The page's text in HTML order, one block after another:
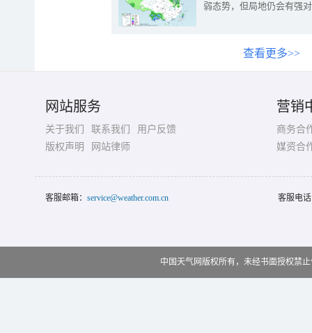
弱态势，但局地仍会有强
查看更多>>
网站服务
关于我们 联系我们
用户反馈
版权声明
网站律师
营销
商务合
媒资合
客服邮箱： service@weather.com.cn 客服电
中国天气网版权所有，未经书面授权